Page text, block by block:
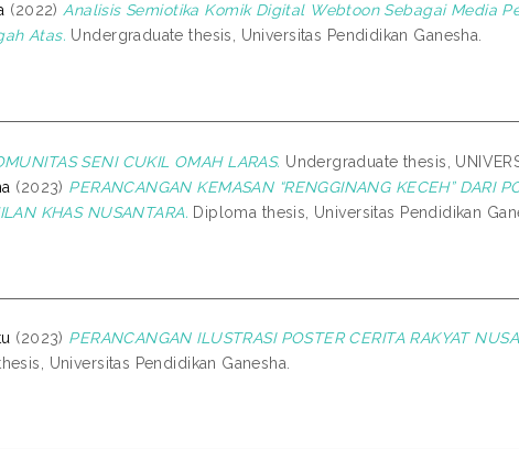
(2022) Analisis Semiotika Komik Digital Webtoon Sebagai Media
Atas. Undergraduate thesis, Universitas Pendidikan Ganesha.
SENI CUKIL OMAH LARAS. Undergraduate thesis,
(2023) PERANCANGAN KEMASAN “RENGGINANG KECEH” DARI
KHAS NUSANTARA. Diploma thesis, Universitas Pendidikan
(2023) PERANCANGAN ILUSTRASI POSTER CERITA RAKYAT
Universitas Pendidikan Ganesha.